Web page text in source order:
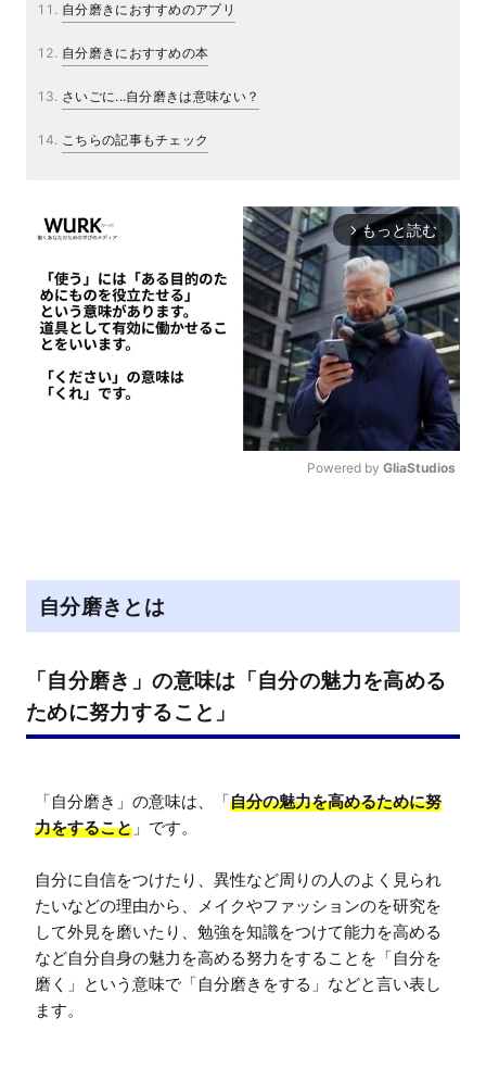
自分磨きにおすすめのアプリ
自分磨きにおすすめの本
さいごに...自分磨きは意味ない？
こちらの記事もチェック
arrow_forward_ios もっと読む
Powered by GliaStudios
自分磨きとは
「自分磨き」の意味は「自分の魅力を高める
ために努力すること」
「自分磨き」の意味は、「自分の魅力を高めるために努
力をすること 」です。
自分に自信をつけたり、異性など周りの人のよく見られ
たいなどの理由から、メイクやファッションのを研究を
して外見を磨いたり、勉強を知識をつけて能力を高める
など自分自身の魅力を高める努力をすることを「自分を
磨く」という意味で「自分磨きをする」などと言い表し
ます。